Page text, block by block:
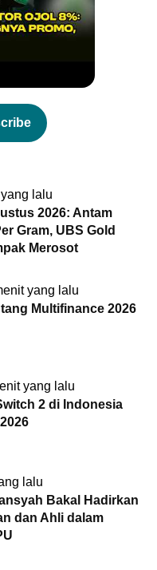
lalu
2026: Antam
Gram, UBS Gold
Merosot
yang lalu
Multifinance 2026
yang lalu
2 di Indonesia
lalu
Bakal Hadirkan
dan Ahli dalam